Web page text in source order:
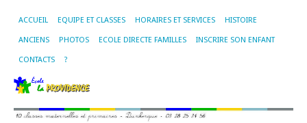
ACCUEIL EQUIPE ET CLASSES HORAIRES ET SERVICES HISTOIRE
ANCIENS PHOTOS ECOLE DIRECTE FAMILLES INSCRIRE SON ENFANT
CONTACTS ?